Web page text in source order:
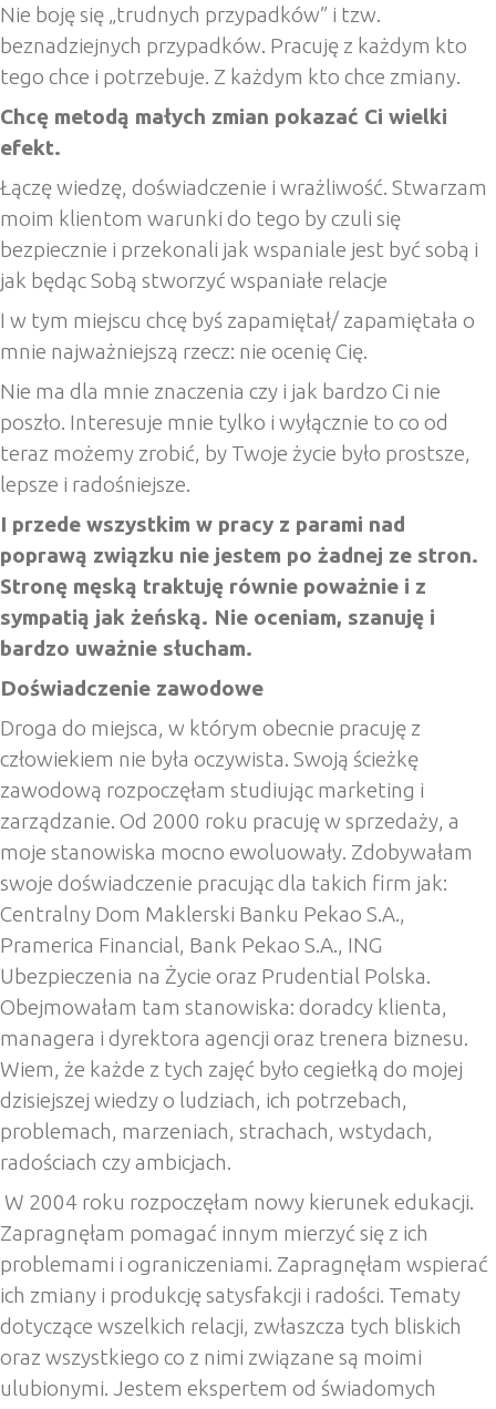
Nie boję się „trudnych przypadków” i tzw.
beznadziejnych przypadków. Pracuję z każdym kto
tego chce i potrzebuje. Z każdym kto chce zmiany.
Chcę metodą małych zmian pokazać Ci wielki
efekt.
Łączę wiedzę, doświadczenie i wrażliwość. Stwarzam
moim klientom warunki do tego by czuli się
bezpiecznie i przekonali jak wspaniale jest być sobą i
jak będąc Sobą stworzyć wspaniałe relacje
I w tym miejscu chcę byś zapamiętał/ zapamiętała o
mnie najważniejszą rzecz: nie ocenię Cię.
Nie ma dla mnie znaczenia czy i jak bardzo Ci nie
poszło. Interesuje mnie tylko i wyłącznie to co od
teraz możemy zrobić, by Twoje życie było prostsze,
lepsze i radośniejsze.
I przede wszystkim w pracy z parami nad
poprawą związku nie jestem po żadnej ze stron.
Stronę męską traktuję równie poważnie i z
sympatią jak żeńską. Nie oceniam, szanuję i
bardzo uważnie słucham.
Doświadczenie zawodowe
Droga do miejsca, w którym obecnie pracuję z
człowiekiem nie była oczywista. Swoją ścieżkę
zawodową rozpoczęłam studiując marketing i
zarządzanie. Od 2000 roku pracuję w sprzedaży, a
moje stanowiska mocno ewoluowały. Zdobywałam
swoje doświadczenie pracując dla takich firm jak:
Centralny Dom Maklerski Banku Pekao S.A.,
Pramerica Financial, Bank Pekao S.A., ING
Ubezpieczenia na Życie oraz Prudential Polska.
Obejmowałam tam stanowiska: doradcy klienta,
managera i dyrektora agencji oraz trenera biznesu.
Wiem, że każde z tych zajęć było cegiełką do mojej
dzisiejszej wiedzy o ludziach, ich potrzebach,
problemach, marzeniach, strachach, wstydach,
radościach czy ambicjach.
W 2004 roku rozpoczęłam nowy kierunek edukacji.
Zapragnęłam pomagać innym mierzyć się z ich
problemami i ograniczeniami. Zapragnęłam wspierać
ich zmiany i produkcję satysfakcji i radości. Tematy
dotyczące wszelkich relacji, zwłaszcza tych bliskich
oraz wszystkiego co z nimi związane są moimi
ulubionymi. Jestem ekspertem od świadomych